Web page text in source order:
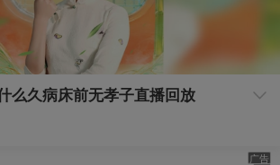
么久病床前无孝子直播回放
广告